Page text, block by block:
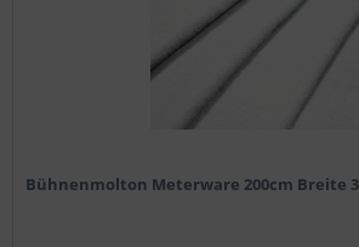
Bühnenmolton Meterware 200cm Breite